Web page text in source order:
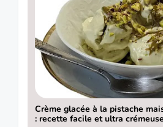
Crème glacée à la pistache
: recette facile et ultra crémeuse